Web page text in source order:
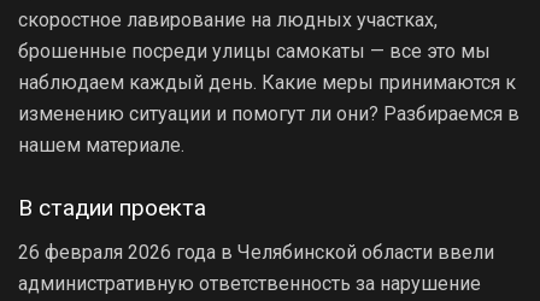
скоростное лавирование на людных участках,
брошенные посреди улицы самокаты — все это мы
наблюдаем каждый день. Какие меры принимаются к
изменению ситуации и помогут ли они? Разбираемся в
нашем материале.
В стадии проекта
26 февраля 2026 года в Челябинской области ввели
административную ответственность за нарушение